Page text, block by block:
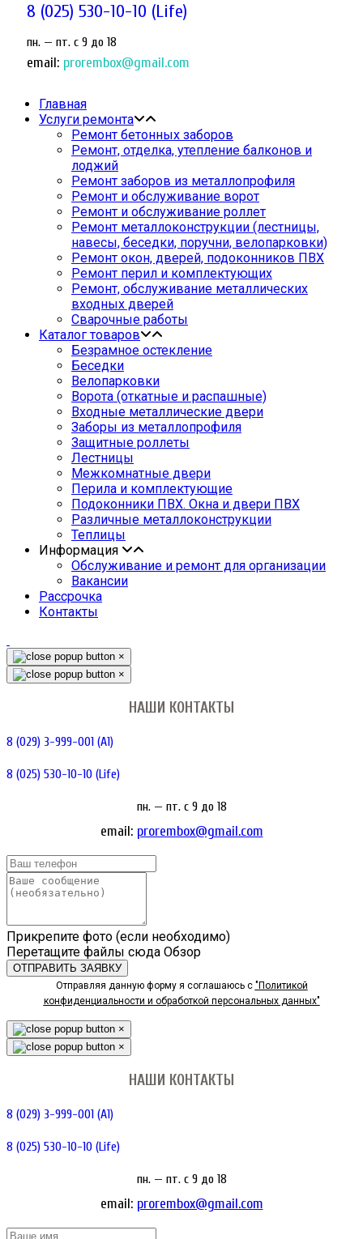
8 (025) 530-10-10 (Life)
пн. — пт. c 9 до 18
email: prorembox@gmail.com
Главная
Услуги ремонта
Ремонт бетонных заборов
Ремонт, отделка, утепление балконов и
лоджий
Ремонт заборов из металлопрофиля
Ремонт и обслуживание ворот
Ремонт и обслуживание роллет
Ремонт металлоконструкции (лестницы,
навесы, беседки, поручни, велопарковки)
Ремонт окон, дверей, подоконников ПВХ
Ремонт перил и комплектующих
Ремонт, обслуживание металлических
входных дверей
Сварочные работы
Каталог товаров
Безрамное остекление
Беседки
Велопарковки
Ворота (откатные и распашные)
Входные металлические двери
Заборы из металлопрофиля
Защитные роллеты
Лестницы
Межкомнатные двери
Перила и комплектующие
Подоконники ПВХ. Окна и двери ПВХ
Различные металлоконструкции
Теплицы
Информация
Обслуживание и ремонт для организации
Вакансии
Рассрочка
Контакты
×
×
НАШИ КОНТАКТЫ
8 (029) 3-999-001 (A1)
8 (025) 530-10-10 (Life)
пн. — пт. c 9 до 18
email: prorembox@gmail.com
Прикрепите фото (если необходимо)
Перетащите файлы сюда Обзор
ОТПРАВИТЬ ЗАЯВКУ
Отправляя данную форму я соглашаюсь с "Политикой
конфиденциальности и обработкой персональных данных"
×
×
НАШИ КОНТАКТЫ
8 (029) 3-999-001 (A1)
8 (025) 530-10-10 (Life)
пн. — пт. c 9 до 18
email: prorembox@gmail.com